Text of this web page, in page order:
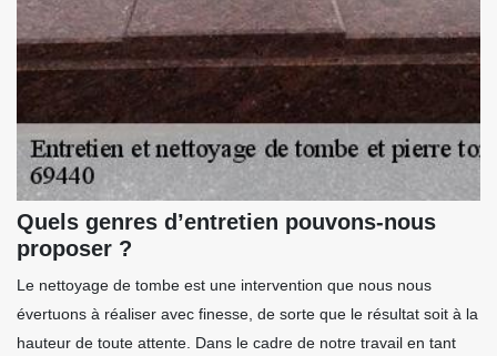
Quels genres d’entretien pouvons-nous
proposer ?
Le nettoyage de tombe est une intervention que nous nous
évertuons à réaliser avec finesse, de sorte que le résultat soit à la
hauteur de toute attente. Dans le cadre de notre travail en tant